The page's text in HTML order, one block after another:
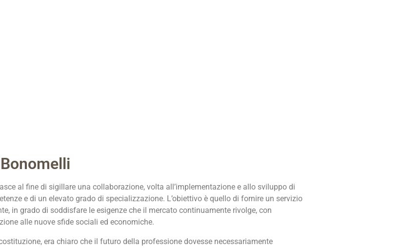
al fine di sigillare una collaborazione, volta all’implementazione e allo sviluppo di
e di un elevato grado di specializzazione. L’obiettivo è quello di fornire un servizio
in grado di soddisfare le esigenze che il mercato continuamente rivolge, con
alle nuove sfide sociali ed economiche.
era chiaro che il futuro della professione dovesse necessariamente